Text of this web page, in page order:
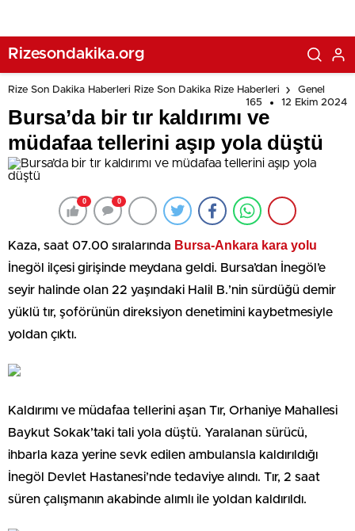
Rizesondakika.org
Rize Son Dakika Haberleri Rize Son Dakika Rize Haberleri
Genel
165
12 Ekim 2024
Bursa’da bir tır kaldırımı ve
müdafaa tellerini aşıp yola düştü
0 0
Kaza, saat 07.00 sıralarında Bursa-Ankara kara yolu
İnegöl ilçesi girişinde meydana geldi. Bursa’dan İnegöl’e
seyir halinde olan 22 yaşındaki Halil B.’nin sürdüğü demir
yüklü tır, şoförünün direksiyon denetimini kaybetmesiyle
yoldan çıktı.
Kaldırımı ve müdafaa tellerini aşan Tır, Orhaniye Mahallesi
Baykut Sokak’taki tali yola düştü. Yaralanan sürücü,
ihbarla kaza yerine sevk edilen ambulansla kaldırıldığı
İnegöl Devlet Hastanesi’nde tedaviye alındı. Tır, 2 saat
süren çalışmanın akabinde alımlı ile yoldan kaldırıldı.